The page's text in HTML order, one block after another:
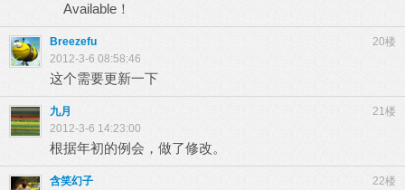
Available！
20楼
Breezefu
2012-3-6 08:58:46
这个需要更新一下
21楼
九月
2012-3-6 14:23:00
根据年初的例会，做了修改。
22楼
含笑幻子